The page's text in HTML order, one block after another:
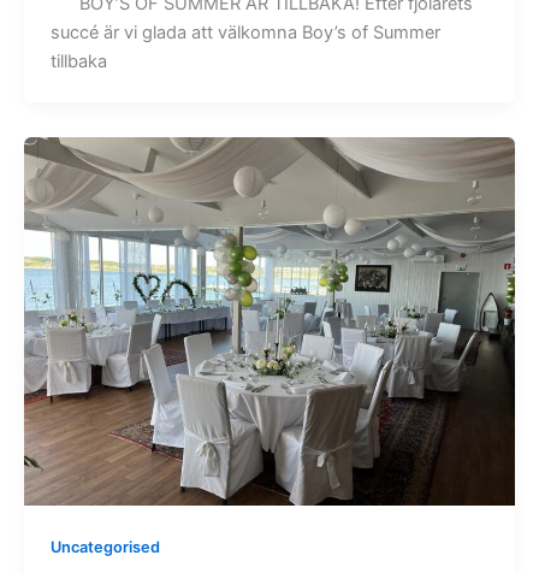
succé är vi glada att välkomna Boy’s of Summer
tillbaka
Uncategorised